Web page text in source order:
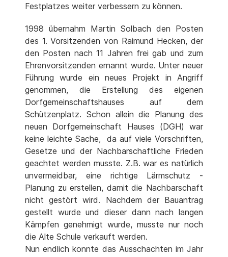
Festplatzes weiter verbessern zu können.
1998 übernahm Martin Solbach den Posten
des 1. Vorsitzenden von Raimund Hecken, der
den Posten nach 11 Jahren frei gab und zum
Ehrenvorsitzenden ernannt wurde. Unter neuer
Führung wurde ein neues Projekt in Angriff
genommen, die Erstellung des eigenen
Dorfgemeinschaftshauses auf dem
Schützenplatz. Schon allein die Planung des
neuen Dorfgemeinschaft Hauses (DGH) war
keine leichte Sache, da auf viele Vorschriften,
Gesetze und der Nachbarschaftliche Frieden
geachtet werden musste. Z.B. war es natürlich
unvermeidbar, eine richtige Lärmschutz -
Planung zu erstellen, damit die Nachbarschaft
nicht gestört wird. Nachdem der Bauantrag
gestellt wurde und dieser dann nach langen
Kämpfen genehmigt wurde, musste nur noch
die Alte Schule verkauft werden.
Nun endlich konnte das Ausschachten im Jahr